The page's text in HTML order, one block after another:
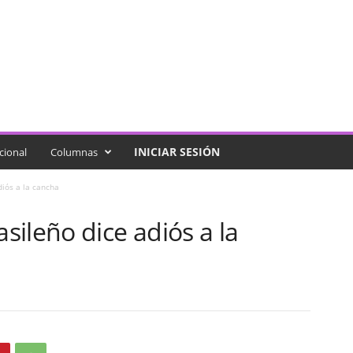
Columnas INICIAR SESIÓN
a la cancha
dice adiós a la